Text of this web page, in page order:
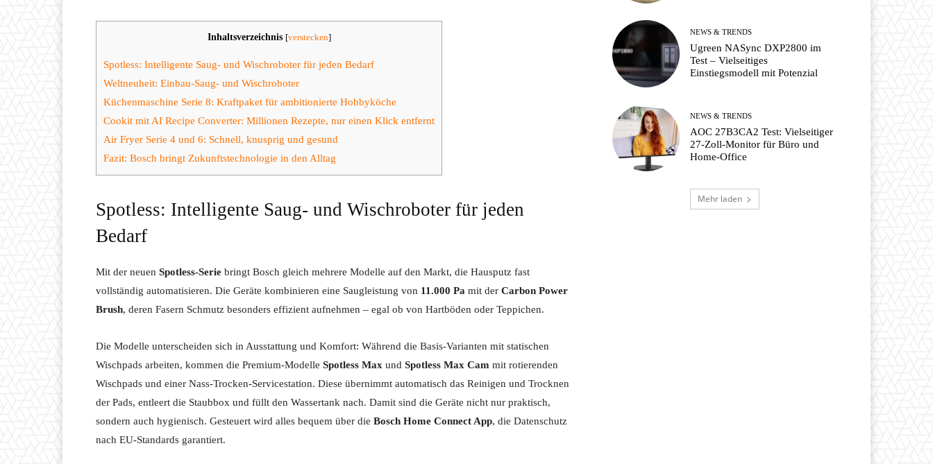
Inhaltsverzeichnis [verstecken]
Spotless: Intelligente Saug- und Wischroboter für jeden Bedarf
Weltneuheit: Einbau-Saug- und Wischroboter
Küchenmaschine Serie 8: Kraftpaket für ambitionierte Hobbyköche
Cookit mit AI Recipe Converter: Millionen Rezepte, nur einen Klick entfernt
Air Fryer Serie 4 und 6: Schnell, knusprig und gesund
Fazit: Bosch bringt Zukunftstechnologie in den Alltag
Spotless: Intelligente Saug- und Wischroboter für jeden
Bedarf
Mit der neuen Spotless-Serie bringt Bosch gleich mehrere Modelle auf den Markt, die Hausputz fast
vollständig automatisieren. Die Geräte kombinieren eine Saugleistung von 11.000 Pa mit der Carbon Power
Brush, deren Fasern Schmutz besonders effizient aufnehmen – egal ob von Hartböden oder Teppichen.
Die Modelle unterscheiden sich in Ausstattung und Komfort: Während die Basis-Varianten mit statischen
Wischpads arbeiten, kommen die Premium-Modelle Spotless Max und Spotless Max Cam mit rotierenden
Wischpads und einer Nass-Trocken-Servicestation. Diese übernimmt automatisch das Reinigen und Trocknen
der Pads, entleert die Staubbox und füllt den Wassertank nach. Damit sind die Geräte nicht nur praktisch,
sondern auch hygienisch. Gesteuert wird alles bequem über die Bosch Home Connect App, die Datenschutz
nach EU-Standards garantiert.
NEWS & TRENDS
Ugreen NASync DXP2800 im
Test – Vielseitiges
Einstiegsmodell mit Potenzial
NEWS & TRENDS
AOC 27B3CA2 Test: Vielseitiger
27-Zoll-Monitor für Büro und
Home-Office
Mehr laden